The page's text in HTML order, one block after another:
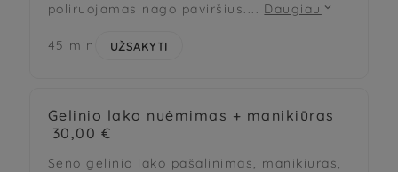
poliruojamas nago paviršius. ... Daugiau 
45 min UŽSAKYTI
Gelinio lako nuėmimas + manikiūras
30,00 €
Seno gelinio lako pašalinimas, manikiūras,